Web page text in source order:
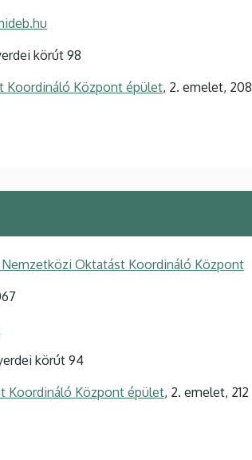
körút 98
Koordináló Központ épület, 2. emelet, 208
Oktatást Koordináló Központ
körút 94
Koordináló Központ épület, 2. emelet, 212